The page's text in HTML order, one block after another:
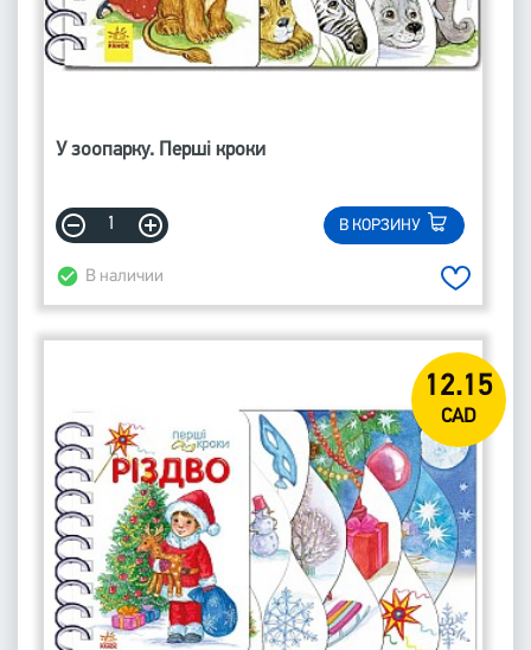
У зоопарку. Перші кроки
В КОРЗИНУ
В наличии
12.15
CAD